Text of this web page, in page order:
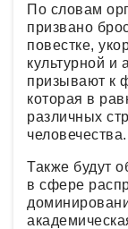
По словам
призвано
повестке,
культурной и
призывают к
которая в
различных
человечества.
Также будут
в сфере